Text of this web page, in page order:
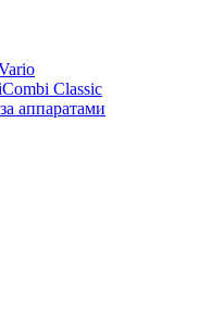
Classic
аппаратами